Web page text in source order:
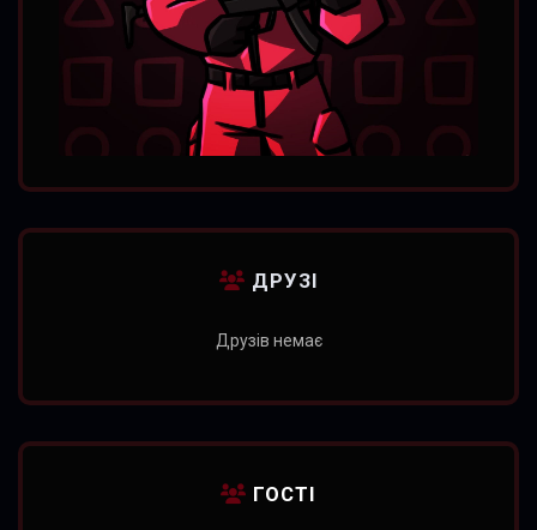
ДРУЗІ
Друзів немає
ГОСТІ